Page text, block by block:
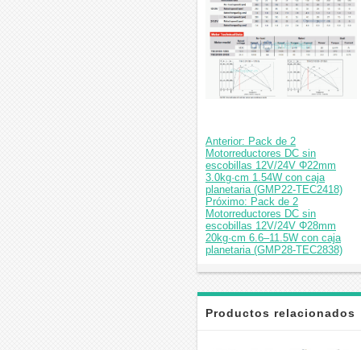
Anterior: Pack de 2
Motorreductores DC sin
escobillas 12V/24V Φ22mm
3.0kg·cm 1.54W con caja
planetaria (GMP22-TEC2418)
Próximo: Pack de 2
Motorreductores DC sin
escobillas 12V/24V Φ28mm
20kg·cm 6.6–11.5W con caja
planetaria (GMP28-TEC2838)
Productos relacionados